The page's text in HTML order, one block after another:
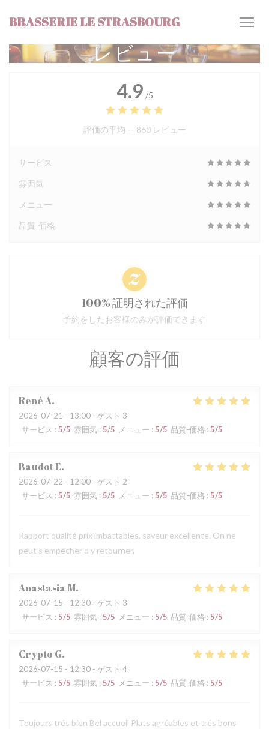
BRASSERIE LE STRASBOURG
レビュー
顧客の評価
RenéA
2026-07-21 - 13:00 - ゲスト 3
サービス : 5/5 雰囲気 : 5/5 メニュー : 5/5 品質-価格 : 5/5
BaudotE
2026-07-22 - 12:00 - ゲスト 2
サービス : 5/5 雰囲気 : 5/5 メニュー : 5/5 品質-価格 : 5/5
Rapport qualité prix imbattables, saveur excellente. On ne
peut s empêcher d y retourner.
AnastasiaM
2026-07-15 - 12:30 - ゲスト 3
サービス : 5/5 雰囲気 : 5/5 メニュー : 5/5 品質-価格 : 5/5
Crypto G
2026-07-15 - 12:30 - ゲスト 4
サービス : 5/5 雰囲気 : 5/5 メニュー : 5/5 品質-価格 : 5/5
Toujours trés bien Bel accueil Plats agréables et trés bons
4.9 /5
評価の平均 — 860 レビュー
サービス
雰囲気
メニュー
品質-価格
100% 証明された評価
予約をしたお客様のみが評価できます